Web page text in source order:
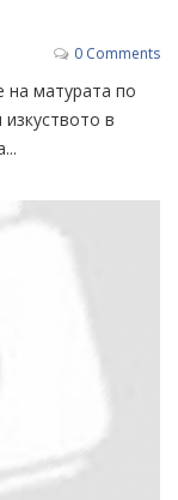
0 Comments
на матурата по
в